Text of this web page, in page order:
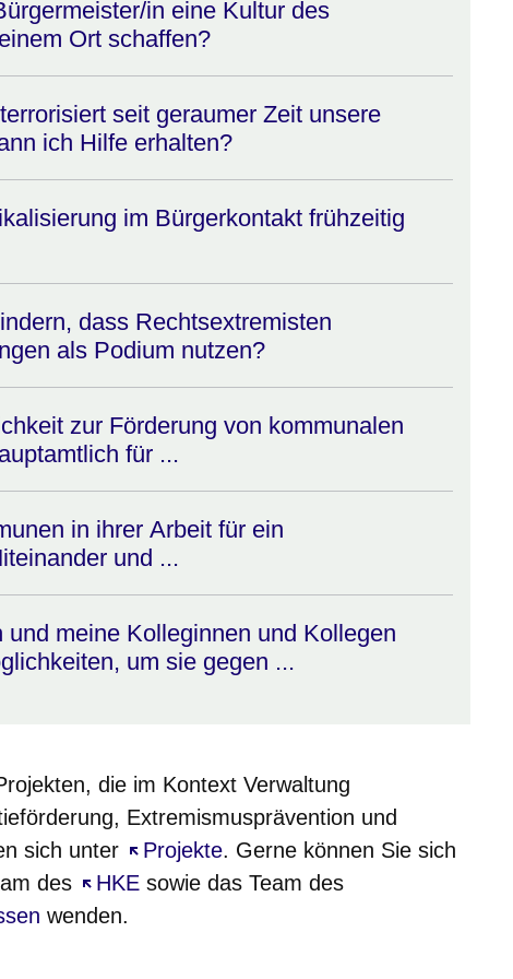
in eine Kultur des
Ort schaffen?
seit geraumer Zeit unsere
ich Hilfe erhalten?
im Bürgerkontakt frühzeitig
dass Rechtsextremisten
als Podium nutzen?
zur Förderung von kommunalen
für ...
in ihrer Arbeit für ein
und ...
und meine Kolleginnen und Kollegen
um sie gegen ...
die im Kontext Verwaltung
Extremismusprävention und
sich unter
Projekte
Öffnet sich in einem neuen Fenster
. Gerne können Sie sich
des
HKE
Öffnet sich in einem neuen Fenster
sowie das Team des
Fensterwenden.